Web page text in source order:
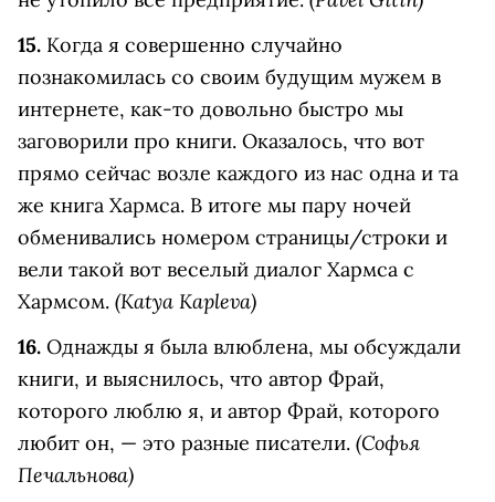
15. Когда я совершенно случайно
познакомилась со своим будущим мужем в
интернете, как-то довольно быстро мы
заговорили про книги. Оказалось, что вот
прямо сейчас возле каждого из нас одна и та
же книга Хармса. В итоге мы пару ночей
обменивались номером страницы/строки и
вели такой вот веселый диалог Хармса с
Хармсом. (Katya Kapleva)
16. Однажды я была влюблена, мы обсуждали
книги, и выяснилось, что автор Фрай,
которого люблю я, и автор Фрай, которого
любит он, — это разные писатели. (Cофья
Печальнова)